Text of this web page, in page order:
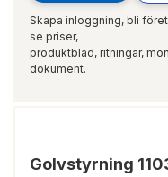
Skapa inloggning, bli
se priser,
produktblad, ritningar,
dokument.
Golvstyrning